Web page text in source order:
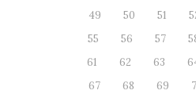
49
50 51
55
56 57
61
62 63
67
68 69